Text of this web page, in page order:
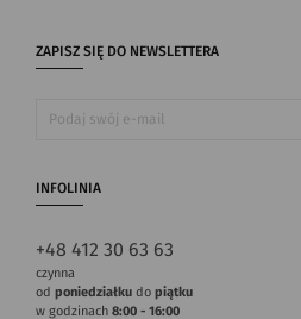
ZAPISZ SIĘ DO NEWSLETTERA
INFOLINIA
+48 412 30 63 63
czynna
od poniedziałku do piątku
w godzinach 8:00 - 16:00